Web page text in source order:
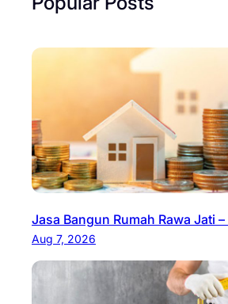
Jasa Bangun Rumah Rawa Jati
Aug 7, 2026